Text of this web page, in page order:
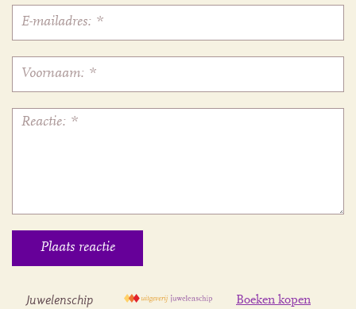
Juwelenschip Boeken kopen